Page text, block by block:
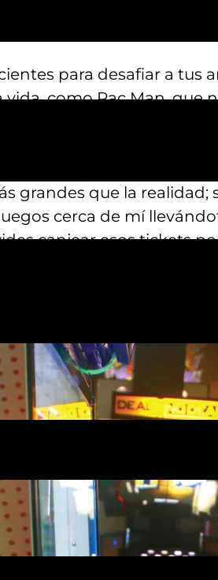
que encuentras
para desafiar a tus
como Pac Man,
Intenta batir tu
final. Lleva tu
Giant Space Invaders o
grandes que la
cerca de mí
canjear esos tickets